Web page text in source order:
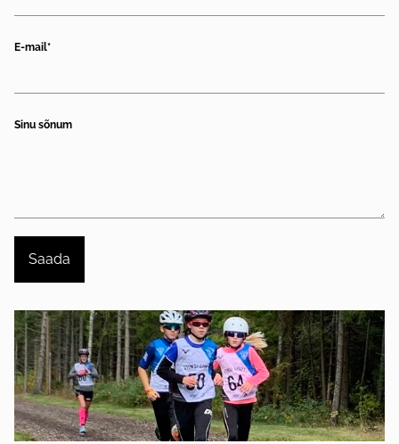
E-mail
Sinu sõnum